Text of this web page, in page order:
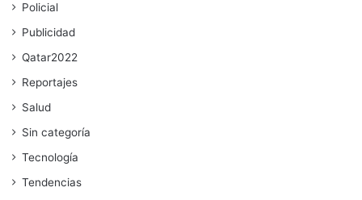
Policial
Publicidad
Qatar2022
Reportajes
Salud
Sin categoría
Tecnología
Tendencias